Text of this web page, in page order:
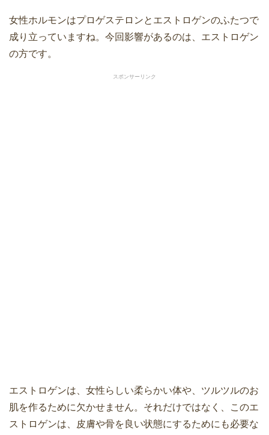
女性ホルモンはプロゲステロンとエストロゲンのふたつで
成り立っていますね。今回影響があるのは、エストロゲン
の方です。
スポンサーリンク
エストロゲンは、女性らしい柔らかい体や、ツルツルのお
肌を作るために欠かせません。それだけではなく、このエ
ストロゲンは、皮膚や骨を良い状態にするためにも必要な